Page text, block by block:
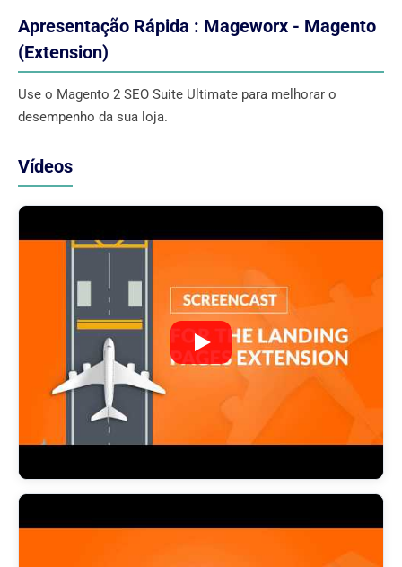
Apresentação Rápida : Mageworx - Magento
(Extension)
Use o Magento 2 SEO Suite Ultimate para melhorar o
desempenho da sua loja.
Vídeos